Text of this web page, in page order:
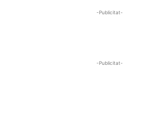
-Publicitat-
-Publicitat-